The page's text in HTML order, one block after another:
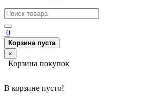
0
Корзина пуста
×
Корзина покупок
В корзине пусто!